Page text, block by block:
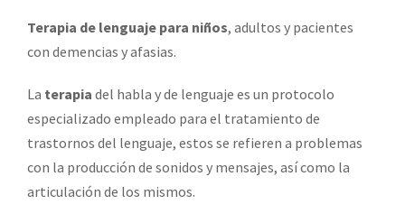
Terapia de lenguaje para niños, adultos y pacientes
con demencias y afasias.
La terapia del habla y de lenguaje es un protocolo
especializado empleado para el tratamiento de
trastornos del lenguaje, estos se refieren a problemas
con la producción de sonidos y mensajes, así como la
articulación de los mismos.